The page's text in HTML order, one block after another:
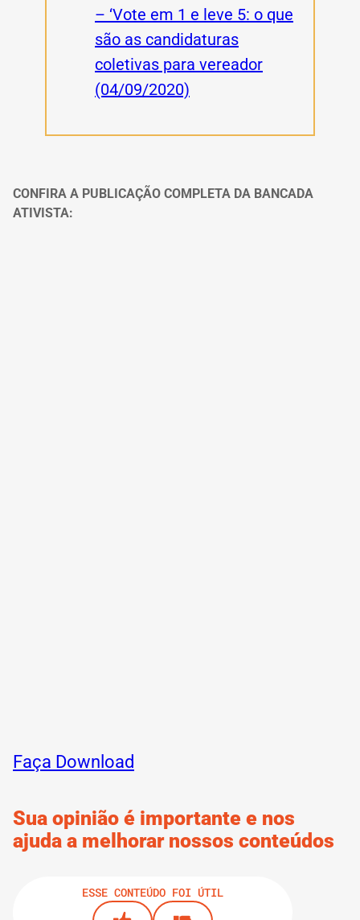
– ‘Vote em 1 e leve 5: o que
são as candidaturas
coletivas para vereador
(04/09/2020)
CONFIRA A PUBLICAÇÃO COMPLETA DA BANCADA
ATIVISTA:
Faça Download
Sua opinião é importante e nos
ajuda a melhorar nossos conteúdos
ESSE CONTEÚDO FOI ÚTIL